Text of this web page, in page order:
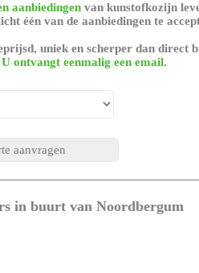
aanbiedingenvan kunstofkozijn
één van de aanbiedingen te
uniek en scherper dan direct
U ontvangt eenmalig een email.
in buurt van Noordbergum